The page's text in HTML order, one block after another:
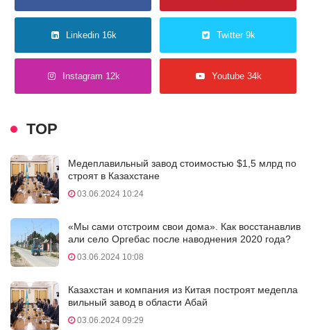
Linkedin 16k Twitter 9k
Instagram 12k Youtube 34k
TOP
Медеплавильный завод стоимостью $1,5 млрд по
строят в Казахстане
03.06.2024 10:24
«Мы сами отстроим свои дома». Как восстанавлив
али село Оргебас после наводнения 2020 года?
03.06.2024 10:08
Казахстан и компания из Китая построят медепла
вильный завод в области Абай
03.06.2024 09:29